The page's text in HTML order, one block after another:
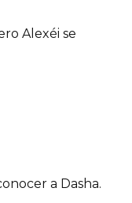
Alexéi se
a Dasha.